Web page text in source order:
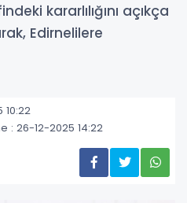
kararlılığını açıkça
Edirnelilere
10:22
: 26-12-2025 14:22